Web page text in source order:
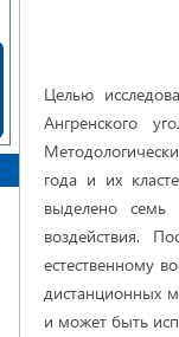
Целью
Ангренского
года и их
выделено семь
воздействия.
естественному
дистанционных
и может быть